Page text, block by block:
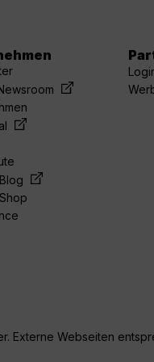
Externe Webseiten